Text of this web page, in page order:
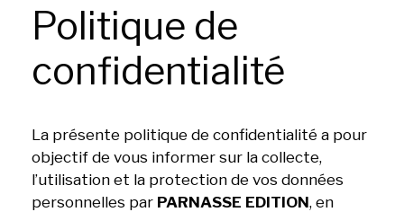
Politique de
confidentialité
La présente politique de confidentialité a pour
objectif de vous informer sur la collecte,
l’utilisation et la protection de vos données
personnelles par PARNASSE EDITION, en